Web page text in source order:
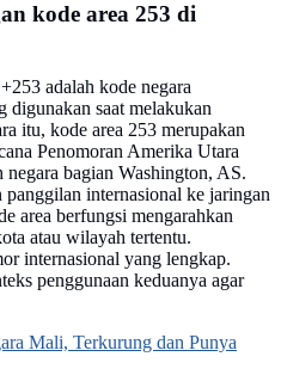
kode area 253 di
adalah kode negara
saat melakukan
itu, kode area 253 merupakan
Penomoran Amerika Utara
bagian Washington, AS.
internasional ke jaringan
area berfungsi mengarahkan
atau wilayah tertentu.
internasional yang lengkap.
penggunaan keduanya agar
Mali, Terkurung dan Punya